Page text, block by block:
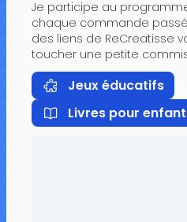
Je participe au
chaque commande
des liens de ReCreatisse
toucher une petite
Jeux éducatifs
Livres pour